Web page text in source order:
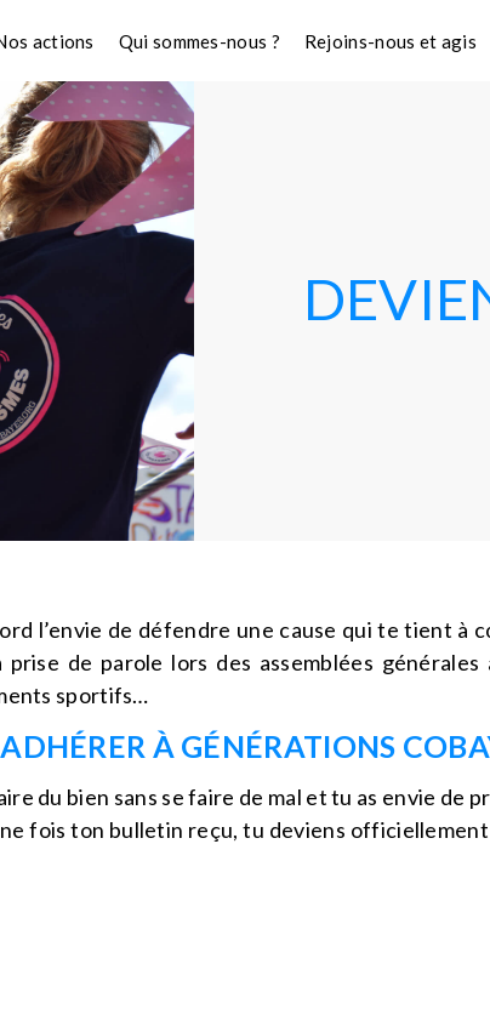
actions Qui sommes-nous ? Rejoins-nous et agis
l’envie de défendre une cause qui te tient à
de parole lors des assemblées
sportifs…
À GÉNÉRATIONS
du bien sans se faire de mal et tu as envie de
fois ton bulletin reçu, tu deviens officiellement